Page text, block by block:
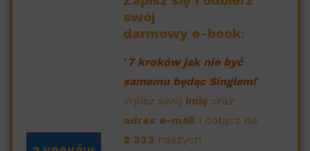
swój
darmowy e-book:
" 7 kroków jak nie być
samemu będąc Singlem!"
Wpisz swój imięoraz
adres e-maili dołącz do
2 333 naszych